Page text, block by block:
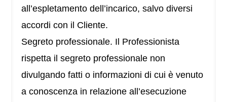
all’espletamento dell’incarico, salvo diversi
accordi con il Cliente.
Segreto professionale. Il Professionista
rispetta il segreto professionale non
divulgando fatti o informazioni di cui è venuto
a conoscenza in relazione all’esecuzione